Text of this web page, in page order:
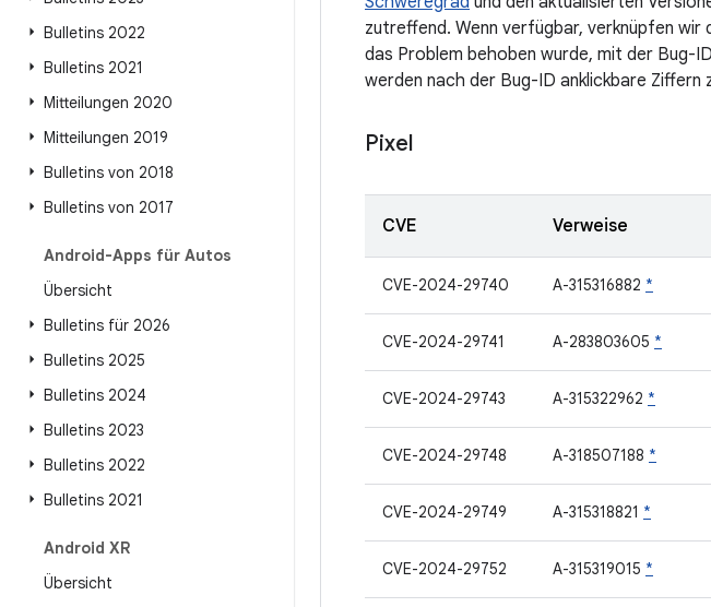
Bulletins 2022
Bulletins 2021
Mitteilungen 2020
Mitteilungen 2019
Bulletins von 2018
Bulletins von 2017
Android-Apps für Autos
Übersicht
Bulletins für 2026
Bulletins 2025
Bulletins 2024
Bulletins 2023
Bulletins 2022
Bulletins 2021
Android XR
Übersicht
zutreffend. Wenn verfügbar, verknüpfen
das Problem behoben wurde, mit der Bug-
werden nach der Bug-ID anklickbare Ziffern
Pixel
CVE Verweise
CVE-2024-29740 A-315316882 *
CVE-2024-29741 A-283803605 *
CVE-2024-29743 A-315322962 *
CVE-2024-29748 A-318507188 *
CVE-2024-29749 A-315318821 *
CVE-2024-29752 A-315319015 *